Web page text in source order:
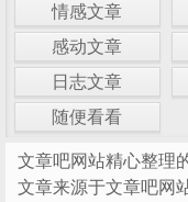
情感文章
感动文章
日志文章
随便看看
文章吧网站精心整理
文章来源于文章吧网